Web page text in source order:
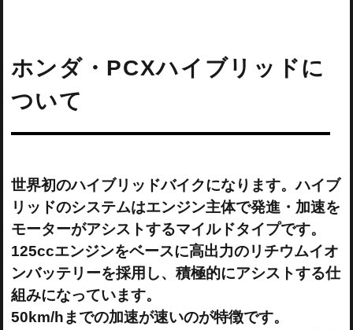
ホンダ・PCXハイブリッドに
ついて
世界初のハイブリッドバイクになります。ハイブ
リッドのシステムはエンジン主体で発進・加速を
モーターがアシストするマイルドタイプです。
125ccエンジンをベースに高出力のリチウムイオ
ンバッテリーを採用し、積極的にアシストする仕
組みになっています。
50km/hまでの加速が速いのが特徴です。